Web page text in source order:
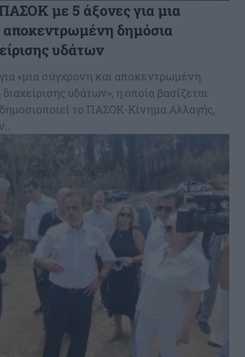
με 5 άξονες για μια
αποκεντρωμένη δημόσια
υδάτων
«μια σύγχρονη και αποκεντρωμένη
υδάτων», η οποία βασίζεται
το ΠΑΣΟΚ-Κίνημα Αλλαγής,